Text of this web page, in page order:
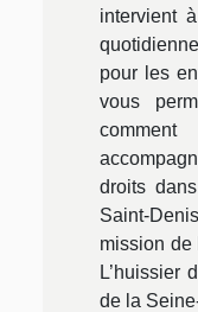
intervient
pour les
vous
droits
Saint-
mission de
L’huissier
de la